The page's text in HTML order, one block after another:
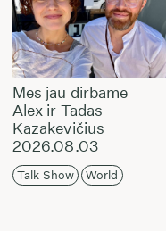
Mes jau dirbame
Alex ir Tadas
Kazakevičius
2026.08.03
Talk Show World